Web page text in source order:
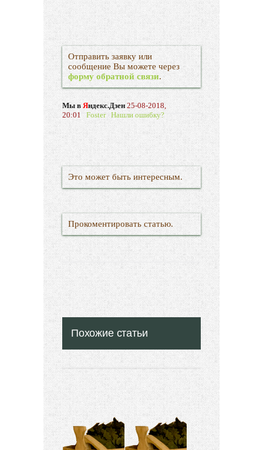
Отправить заявку или
сообщение Вы можете через
форму обратной связи.
Мы в Яндекс.Дзен 25-08-2018,
20:01 Foster Нашли ошибку?
Это может быть интересным.
Прокоментировать статью.
Похожие статьи